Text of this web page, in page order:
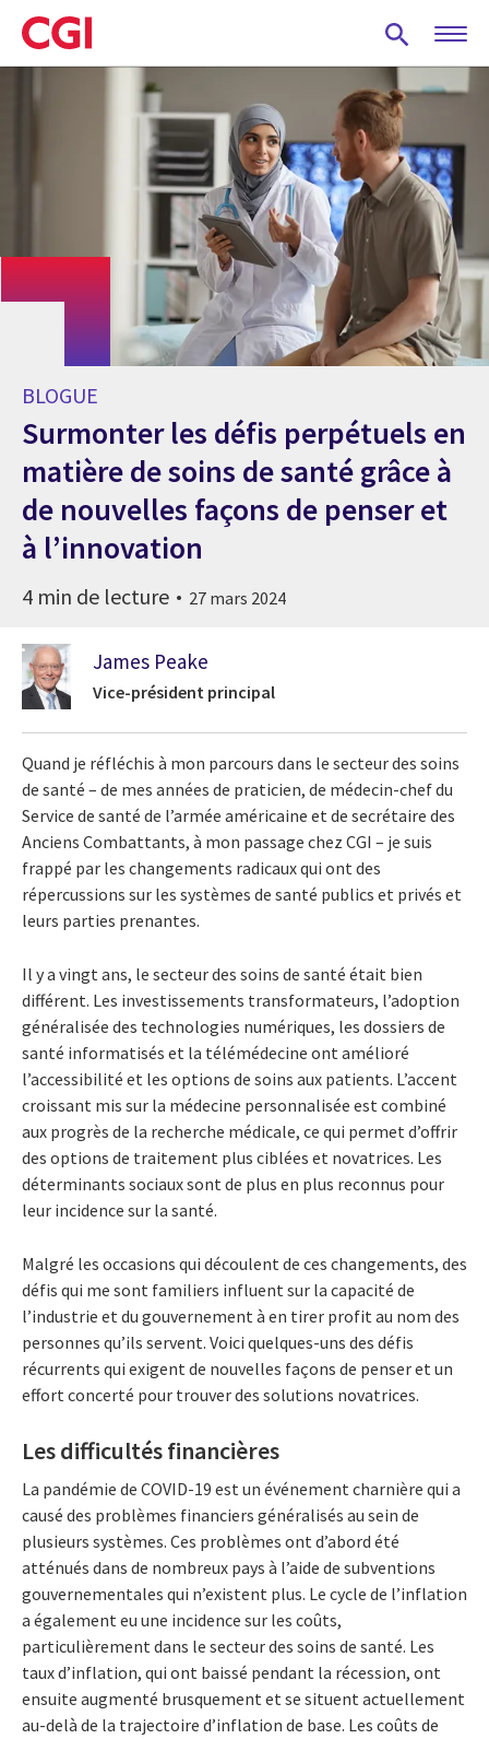
Skip
to
main
BLOGUE
Surmonter les défis perpétuels en
matière de soins de santé grâce à
de nouvelles façons de penser et
à l’innovation
4 min de lecture 27 mars 2024
James Peake
Vice-président principal
Quand je réfléchis à mon parcours dans le secteur des soins
de santé – de mes années de praticien, de médecin-chef du
Service de santé de l’armée américaine et de secrétaire des
Anciens Combattants, à mon passage chez CGI – je suis
frappé par les changements radicaux qui ont des
répercussions sur les systèmes de santé publics et privés et
leurs parties prenantes.
Il y a vingt ans, le secteur des soins de santé était bien
différent. Les investissements transformateurs, l’adoption
généralisée des technologies numériques, les dossiers de
santé informatisés et la télémédecine ont amélioré
l’accessibilité et les options de soins aux patients. L’accent
croissant mis sur la médecine personnalisée est combiné
aux progrès de la recherche médicale, ce qui permet d’offrir
des options de traitement plus ciblées et novatrices. Les
déterminants sociaux sont de plus en plus reconnus pour
leur incidence sur la santé.
Malgré les occasions qui découlent de ces changements, des
défis qui me sont familiers influent sur la capacité de
l’industrie et du gouvernement à en tirer profit au nom des
personnes qu’ils servent. Voici quelques-uns des défis
récurrents qui exigent de nouvelles façons de penser et un
effort concerté pour trouver des solutions novatrices.
Les difficultés financières
La pandémie de COVID-19 est un événement charnière qui a
causé des problèmes financiers généralisés au sein de
plusieurs systèmes. Ces problèmes ont d’abord été
atténués dans de nombreux pays à l’aide de subventions
gouvernementales qui n’existent plus. Le cycle de l’inflation
a également eu une incidence sur les coûts,
particulièrement dans le secteur des soins de santé. Les
taux d’inflation, qui ont baissé pendant la récession, ont
ensuite augmenté brusquement et se situent actuellement
au-delà de la trajectoire d’inflation de base. Les coûts de